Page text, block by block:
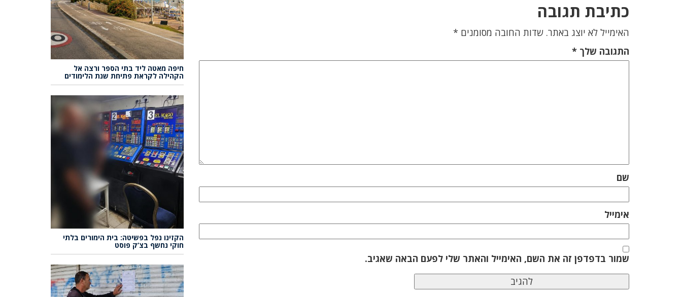
כתיבת תגובה
האימייל לא יוצג באתר. שדות החובה מסומנים *
התגובה שלך*
שם
אימייל
שמור בדפדפן זה את השם, האימייל והאתר שלי לפעם הבאה שאגיב.
חיפה מאטה ליד בתי הספר ורצה אל
הקהילה לקראת פתיחת שנת הלימודים
הקזינו נפל בפשיטה: בית הימורים בלתי
חוקי נחשף בצ’ק פוסט